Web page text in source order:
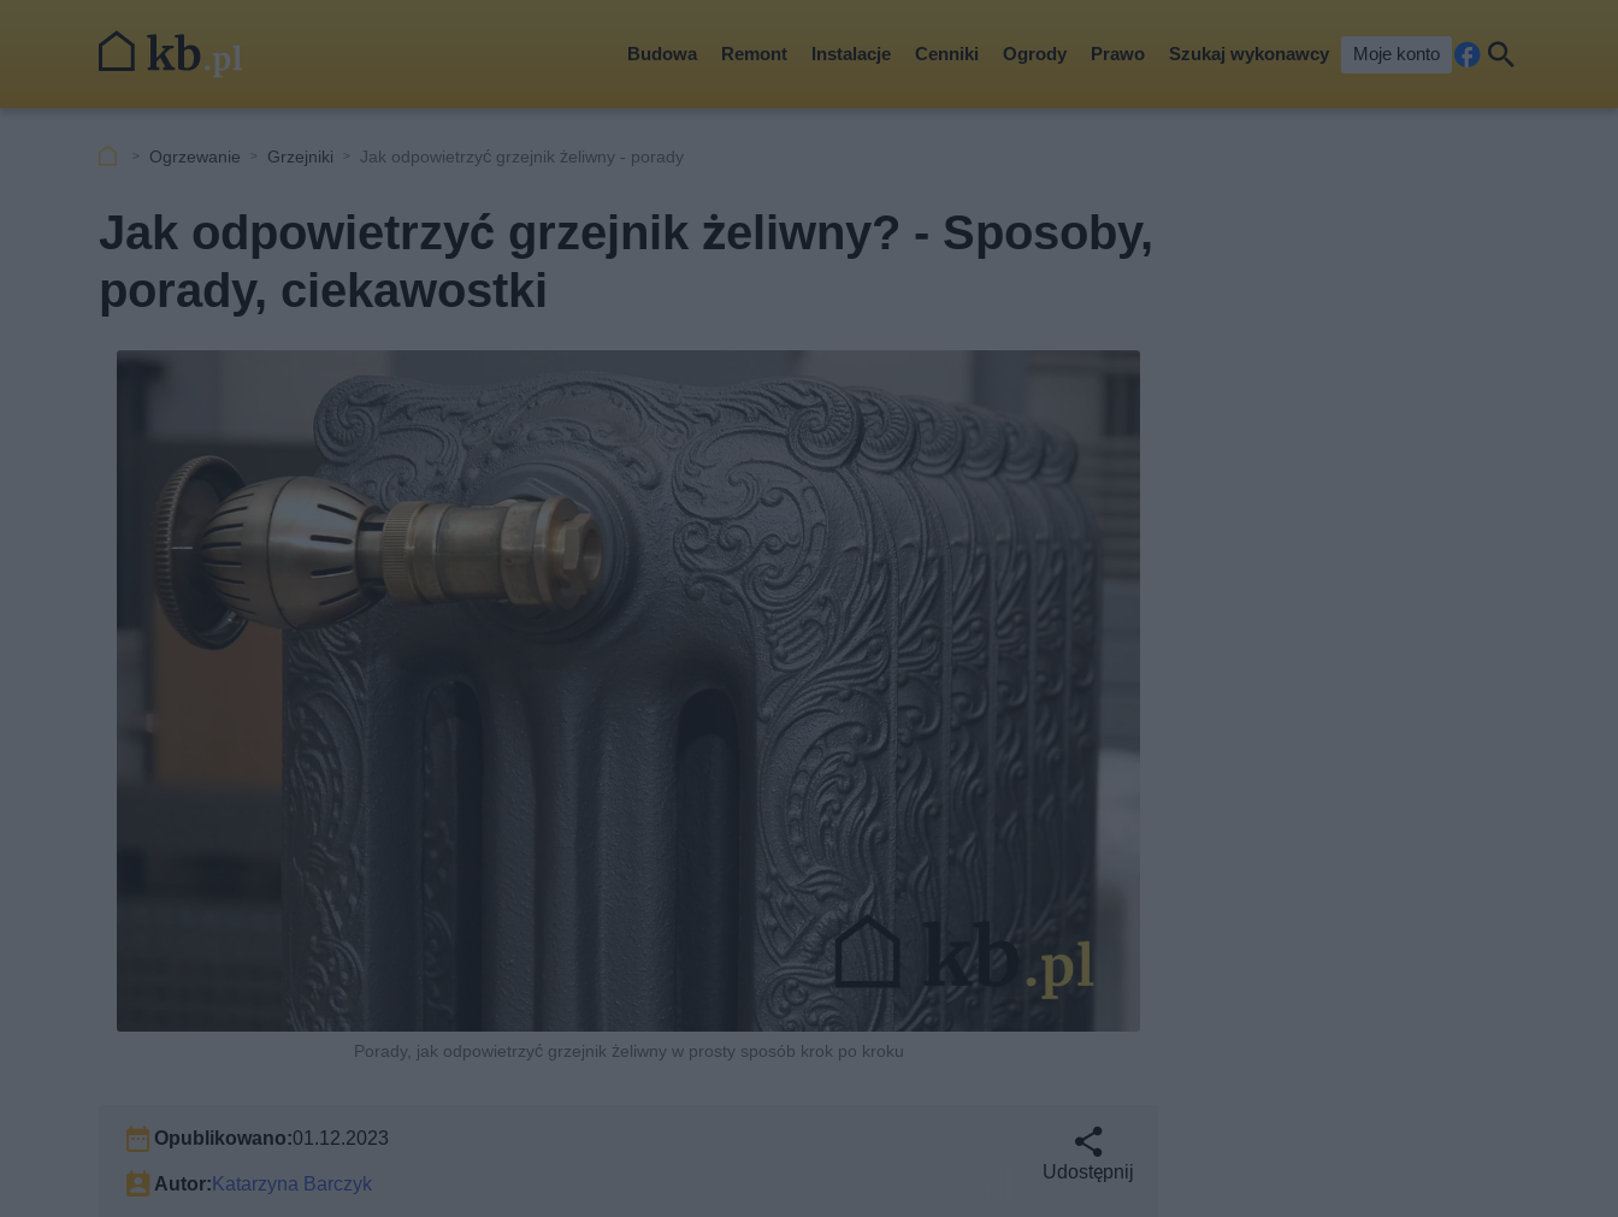
Budowa Remont Instalacje Cenniki Ogrody Prawo Szukaj wykonawcy Moje konto
cebkaj
Ogrzewanie Grzejniki Jak odpowietrzyć grzejnik żeliwny - porady
Jak odpowietrzyć grzejnik żeliwny? - Sposoby,
porady, ciekawostki
Porady, jak odpowietrzyć grzejnik żeliwny w prosty sposób krok po kroku
Opublikowano:01.12.2023
Autor: Katarzyna Barczyk
Udostępnij